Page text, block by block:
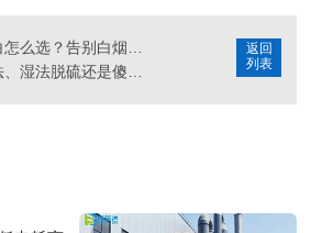
返回
列表